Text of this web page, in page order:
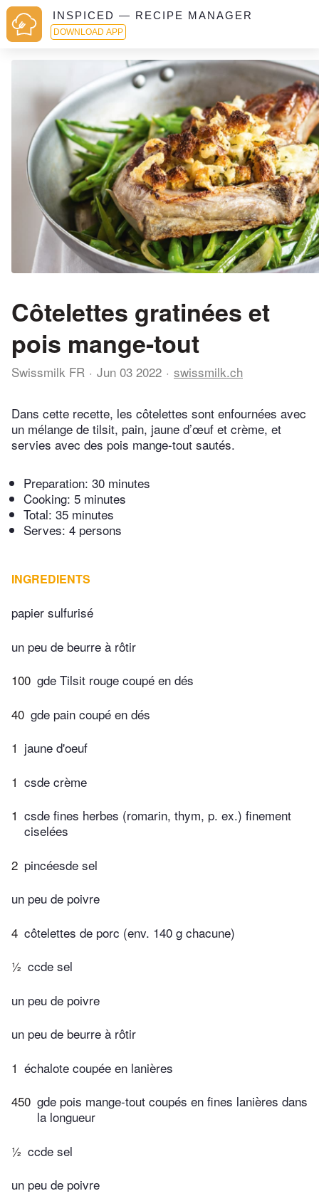
INSPICED — RECIPE MANAGER
DOWNLOAD APP
Côtelettes gratinées et
pois mange-tout
Swissmilk FR Jun 03 2022 swissmilk.ch
Dans cette recette, les côtelettes sont enfournées avec
un mélange de tilsit, pain, jaune d’œuf et crème, et
servies avec des pois mange-tout sautés.
Preparation: 30 minutes
Cooking: 5 minutes
Total: 35 minutes
Serves: 4 persons
INGREDIENTS
papier sulfurisé
un peu de beurre à rôtir
100 gde Tilsit rouge coupé en dés
40 gde pain coupé en dés
1 jaune d'oeuf
1 csde crème
1 csde fines herbes (romarin, thym, p. ex.) finement
ciselées
2 pincéesde sel
un peu de poivre
4 côtelettes de porc (env. 140 g chacune)
½ ccde sel
un peu de poivre
un peu de beurre à rôtir
1 échalote coupée en lanières
450 gde pois mange-tout coupés en fines lanières dans
la longueur
½ ccde sel
un peu de poivre